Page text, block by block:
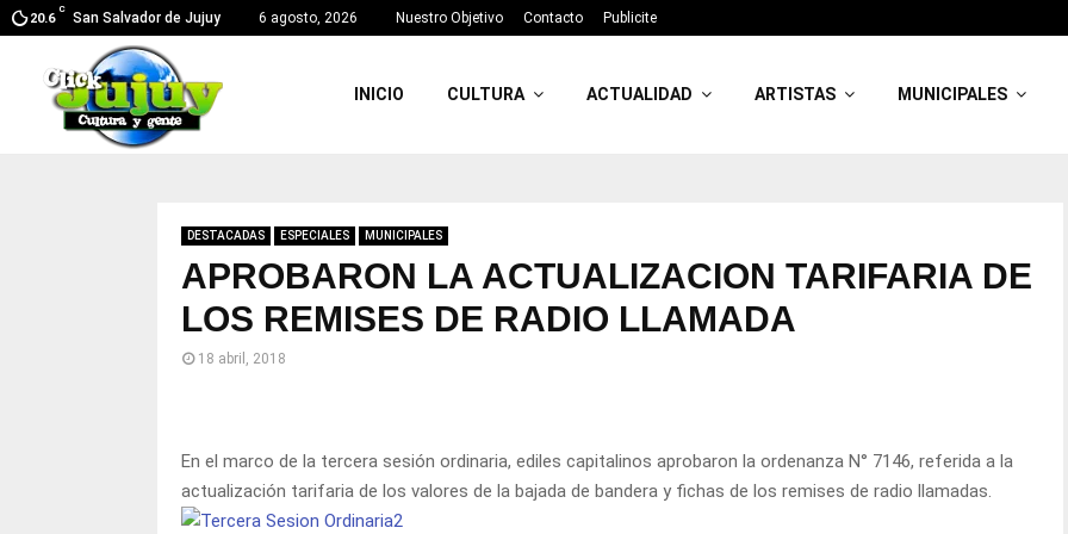
20.6
C
San Salvador de Jujuy 6 agosto, 2026 Nuestro Objetivo Contacto Publicite
INICIO CULTURA ACTUALIDAD ARTISTAS MUNICIPALES
DESTACADAS ESPECIALES MUNICIPALES
APROBARON LA ACTUALIZACION TARIFARIA DE
LOS REMISES DE RADIO LLAMADA
18 abril, 2018
En el marco de la tercera sesión ordinaria, ediles capitalinos aprobaron la ordenanza N° 7146, referida a la
actualización tarifaria de los valores de la bajada de bandera y fichas de los remises de radio llamadas.